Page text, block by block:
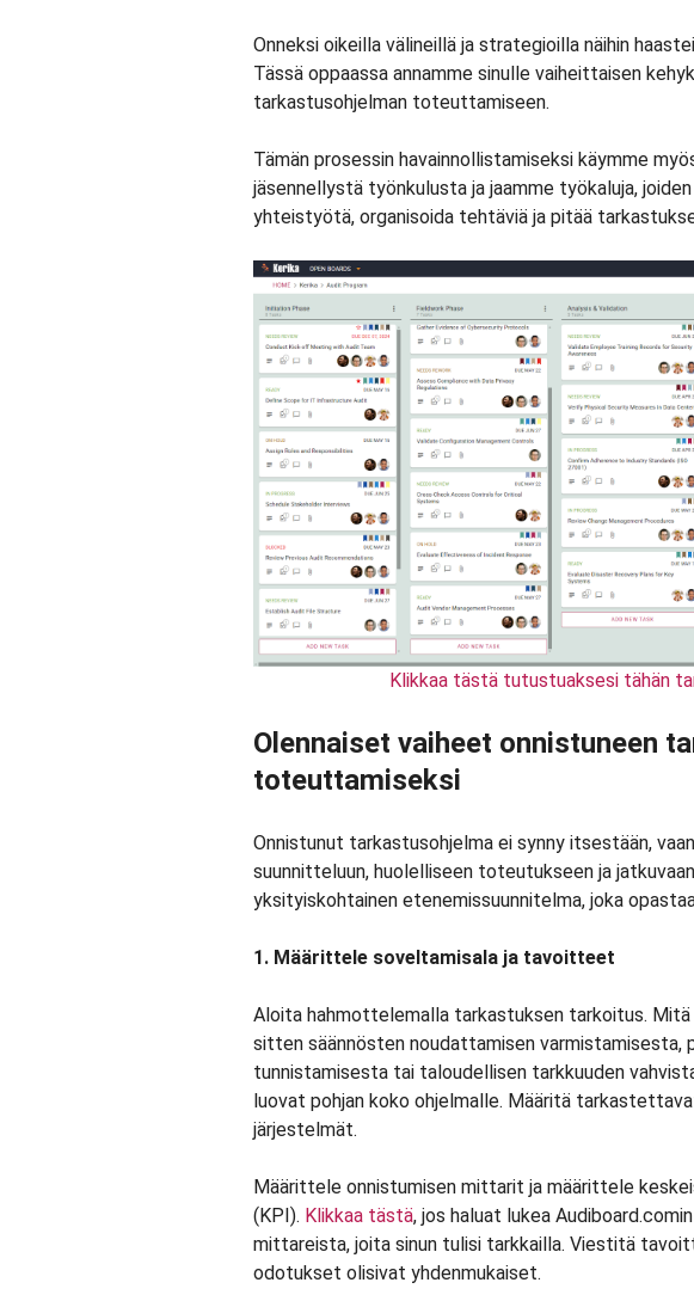
Onneksi oikeilla välineillä ja strategioilla näihin
Tässä oppaassa annamme sinulle vaiheittaisen
tarkastusohjelman toteuttamiseen.
Tämän prosessin havainnollistamiseksi käymme
jäsennellystä työnkulusta ja jaamme työkaluja,
yhteistyötä, organisoida tehtäviä ja pitää
Klikkaa tästä tutustuaksesi tähän
Olennaiset vaiheet onnistuneen
toteuttamiseksi
Onnistunut tarkastusohjelma ei synny itsestään,
suunnitteluun, huolelliseen toteutukseen ja
yksityiskohtainen etenemissuunnitelma, joka
1. Määrittele soveltamisala ja tavoitteet
Aloita hahmottelemalla tarkastuksen tarkoitus.
sitten säännösten noudattamisen varmistamisesta,
tunnistamisesta tai taloudellisen tarkkuuden
luovat pohjan koko ohjelmalle. Määritä
järjestelmät.
Määrittele onnistumisen mittarit ja määrittele
(KPI). Klikkaa tästä, jos haluat lukea
mittareista, joita sinun tulisi tarkkailla. Viestitä
odotukset olisivat yhdenmukaiset.